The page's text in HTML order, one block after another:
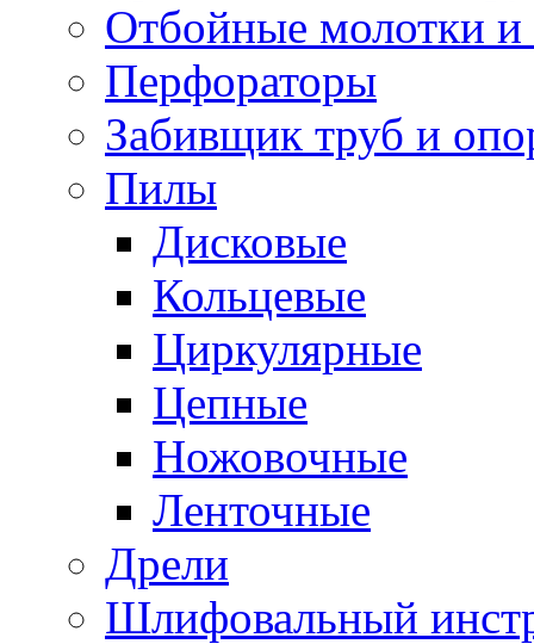
Отбойные молотки
Перфораторы
Забивщик труб и
Пилы
Дисковые
Кольцевые
Циркулярные
Цепные
Ножовочные
Ленточные
Дрели
Шлифовальный